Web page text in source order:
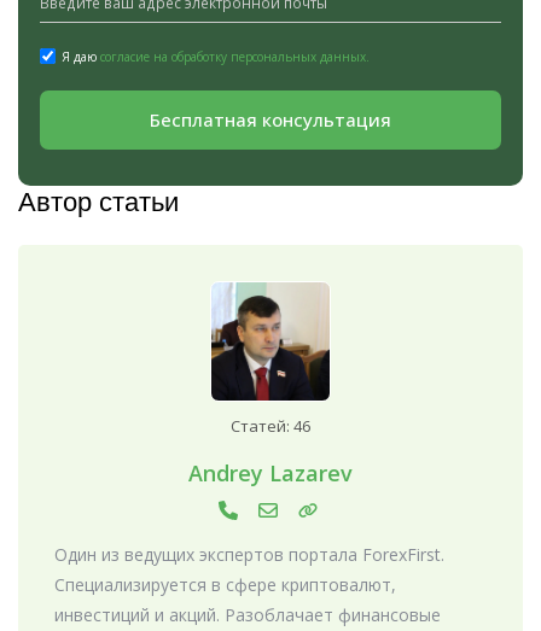
Я даю согласие на обработку персональных данных.
Бесплатная консультация
Автор статьи
Статей: 46
Andrey Lazarev
Один из ведущих экспертов портала ForexFirst.
Специализируется в сфере криптовалют,
инвестиций и акций. Разоблачает финансовые